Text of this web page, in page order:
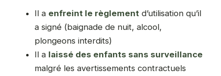
Il a enfreint le règlement d’utilisation qu’il
a signé (baignade de nuit, alcool,
plongeons interdits)
Il a laissé des enfants sans surveillance
malgré les avertissements contractuels